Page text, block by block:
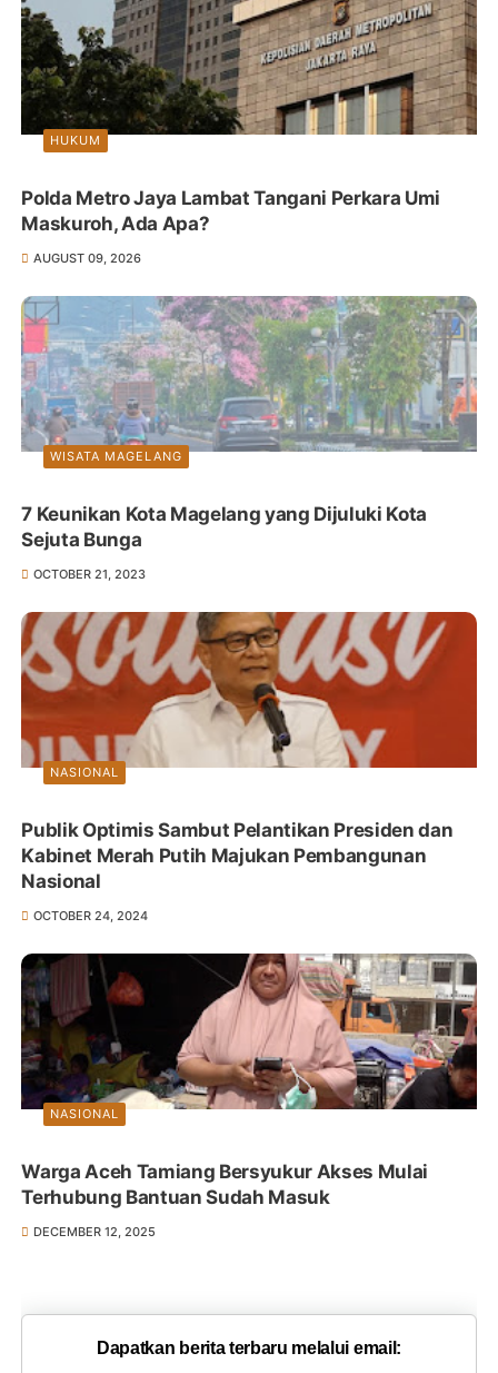
HUKUM
Polda Metro Jaya Lambat Tangani Perkara Umi
Maskuroh, Ada Apa?
AUGUST 09, 2026
WISATA MAGELANG
7 Keunikan Kota Magelang yang Dijuluki Kota
Sejuta Bunga
OCTOBER 21, 2023
NASIONAL
Publik Optimis Sambut Pelantikan Presiden dan
Kabinet Merah Putih Majukan Pembangunan
Nasional
OCTOBER 24, 2024
NASIONAL
Warga Aceh Tamiang Bersyukur Akses Mulai
Terhubung Bantuan Sudah Masuk
DECEMBER 12, 2025
Dapatkan berita terbaru melalui email: